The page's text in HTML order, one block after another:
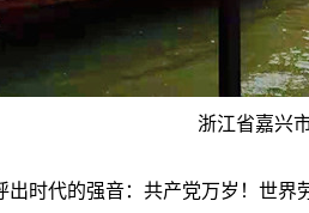
浙江省嘉兴
时代的强音：共产党万岁！世